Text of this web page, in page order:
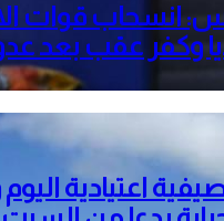
انسحاب قوات
وكفر عقب بعد
اعتيادية اليوم